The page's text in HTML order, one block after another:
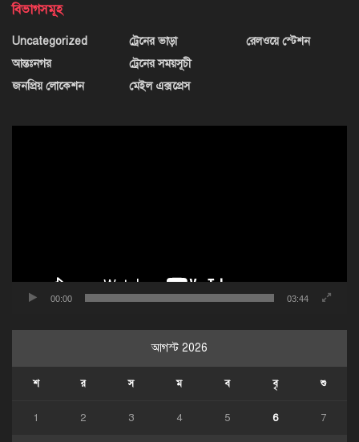
বিভাগসমূহ
Uncategorized
আন্তঃনগর
জনপ্রিয় লোকেশন
ট্রেনের ভাড়া
ট্রেনের সময়সূচী
মেইল এক্সপ্রেস
রেলওয়ে স্টেশন
00:00 03:44
আগস্ট 2026
শ র স ম ব বৃ শু
1 2 3 4 5 6 7